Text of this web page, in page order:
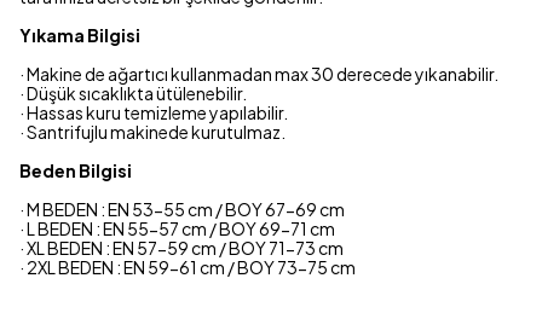
Yıkama Bilgisi
· Makine de ağartıcı kullanmadan max 30 derecede yıkanabilir.
· Düşük sıcaklıkta ütülenebilir.
· Hassas kuru temizleme yapılabilir.
· Santrifujlu makinede kurutulmaz.
Beden Bilgisi
· M BEDEN : EN 53-55 cm / BOY 67-69 cm
· L BEDEN : EN 55-57 cm / BOY 69-71 cm
· XL BEDEN : EN 57-59 cm / BOY 71-73 cm
· 2XL BEDEN : EN 59-61 cm / BOY 73-75 cm